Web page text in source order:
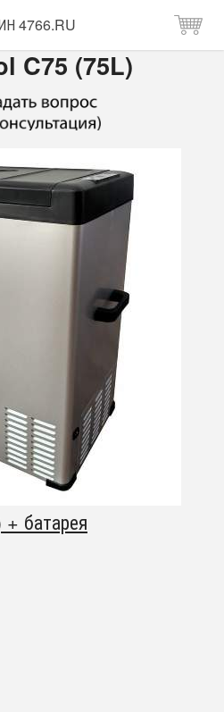
4766.RU
C75 (75L)
батарея